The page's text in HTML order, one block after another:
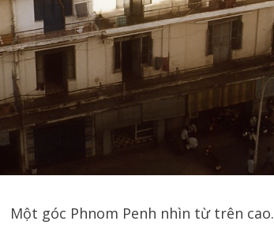
Một góc Phnom Penh nhìn từ trên cao.